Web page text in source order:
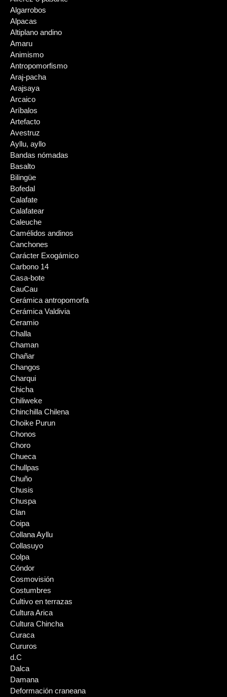
Algarrobos
Alpacas
Altiplano andino
Amaru
Animismo
Antropomorfismo
Araj-pacha
Arajsaya
Arcaico
Aríbalos
Artefacto
Avestruz
Ayllu, ayllo
Bandas nómadas
Basalto
Bilingüe
Bofedal
Calafate
Calafatear
Caleuche
Camélidos andinos
Canchones
Carácter Exogámico
Carbono 14
Casa-bote
CauCau
Cerámica antropomorfa
Cerámica Valdivia
Ceramio
Challa
Chaman
Chañar
Changos
Charqui
Chicha
Chiliweke
Chinchilla Chilena
Choike Purun
Chonos
Choro
Chueca
Chullpas
Chuño
Chusis
Chuspa
Clan
Coipa
Collana Ayllu
Collasuyo
Colpa
Cóndor
Cosmovisión
Costumbres
Cultivo en terrazas
Cultura Arica
Cultura Chincha
Curaca
Cururos
d.C
Dalca
Damana
Deformación craneana